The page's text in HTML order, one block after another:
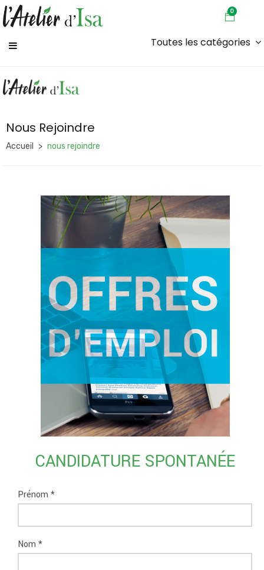
0
Toutes les catégories
Nous Rejoindre
Accueil nous rejoindre
CANDIDATURE SPONTANÉE
Prénom *
Nom *